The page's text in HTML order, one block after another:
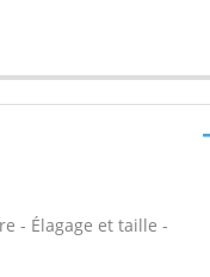
- Élagage et taille -